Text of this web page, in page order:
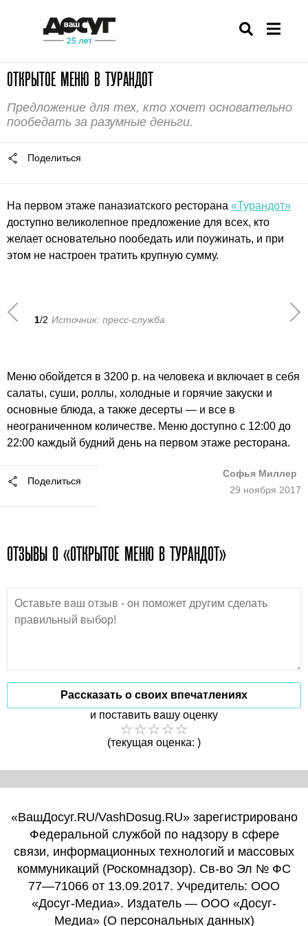
ОТКРЫТОЕ МЕНЮ В ТУРАНДОТ
Предложение для тех, кто хочет основательно
пообедать за разумные деньги.
Поделиться
На первом этаже паназиатского ресторана «Турандот»
доступно великолепное предложение для всех, кто
желает основательно пообедать или поужинать, и при
этом не настроен тратить крупную сумму.
1/2 Источник: пресс-служба
Меню обойдется в 3200 р. на человека и включает в себя
салаты, суши, роллы, холодные и горячие закуски и
основные блюда, а также десерты — и все в
неограниченном количестве. Меню доступно с 12:00 до
22:00 каждый будний день на первом этаже ресторана.
Поделиться
Софья Миллер
29 ноября 2017
ОТЗЫВЫ О «ОТКРЫТОЕ МЕНЮ В ТУРАНДОТ»
Рассказать о своих впечатлениях
и поставить вашу оценку
(текущая оценка: )
«ВашДосуг.RU/VashDosug.RU» зарегистрировано
Федеральной службой по надзору в сфере
связи, информационных технологий и массовых
коммуникаций (Роскомнадзор). Св-во Эл № ФС
77—71066 от 13.09.2017. Учредитель: ООО
«Досуг-Медиа». Издатель — ООО «Досуг-
Медиа» (О персональных данных)